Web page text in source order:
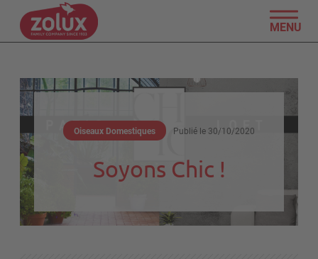
MENU
Oiseaux Domestiques Publié le 30/10/2020
Soyons Chic !